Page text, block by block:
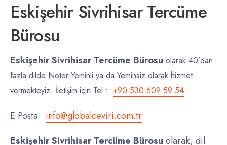
Eskişehir Sivrihisar Tercüme
Bürosu
Eskişehir Sivrihisar Tercüme Bürosu olarak 40’dan
fazla dilde Noter Yeminli ya da Yeminsiz olarak hizmet
vermekteyiz. İletişim için Tel : +90 530 609 59 54
E Posta : info@globalceviri.com.tr
Eskişehir Sivrihisar Tercüme Bürosu olarak, dil